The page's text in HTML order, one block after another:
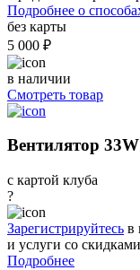
Подробнее о
без карты
5 000 ₽
в наличии
Смотреть товар
Вентилятор
с картой клуба
?
Зарегистрируйтесь в
и услуги со
Подробнее